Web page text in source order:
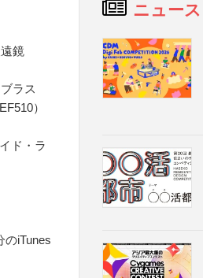
鏡
ラス
）
ド・ラ
iTunes
ニュース